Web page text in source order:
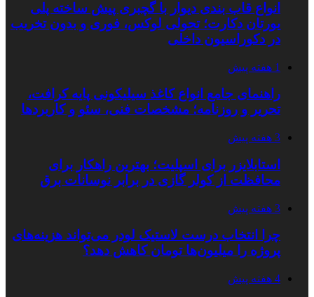
انواع قاب بندی دیوار با گچبری پیش ساخته پلی
یورتان دکارت؛ تحولی لوکس، فوری و بدون تخریب
در دکوراسیون داخلی
1 هفته پیش
راهنمای جامع انواع کاغذ سیلیکونی پایه کرافت،
تحریر و روزنامه؛ مشخصات فنی، سئو و کاربردها
3 هفته پیش
استابلایزر برای اسپلیت؛ بهترین راهکار برای
محافظت از کولر گازی در برابر نوسانات برق
3 هفته پیش
چرا انتخاب درست لاستیک لودر می‌تواند هزینه‌های
پروژه را میلیون‌ها تومان کاهش دهد؟
4 هفته پیش